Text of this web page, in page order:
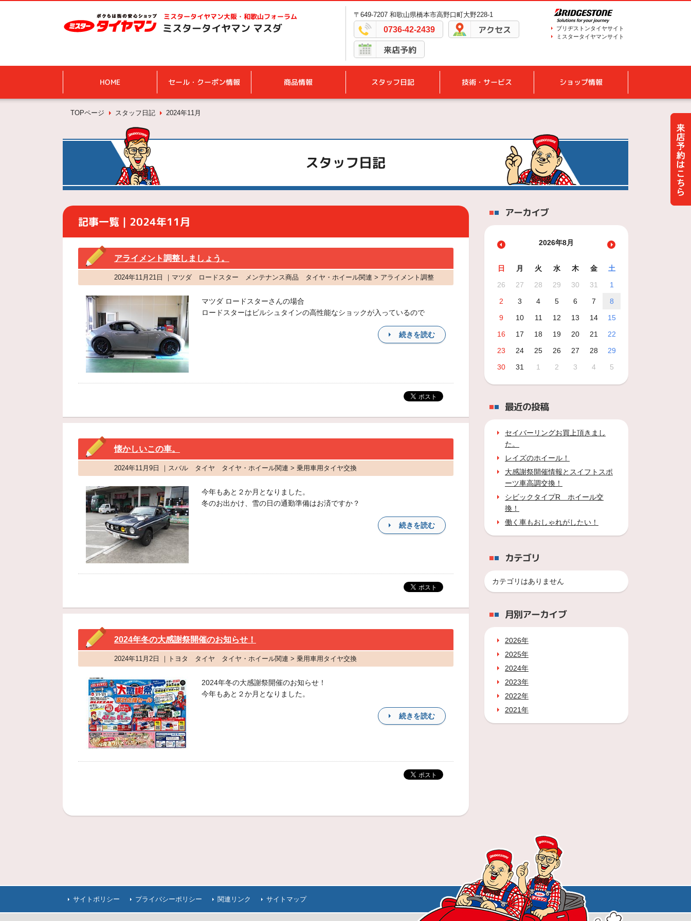
ミスタータイヤマン大阪・和歌山フォーラム
ミスタータイヤマン マスダ
〒649-7207 和歌山県橋本市高野口町大野228-1
0736-42-2439 アクセス
来店予約
ブリヂストンタイヤサイト
ミスタータイヤマンサイト
HOME セール・クーポン情報 商品情報 スタッフ日記 技術・サービス ショップ情報
TOPページ スタッフ日記 2024年11月
スタッフ日記
記事一覧｜2024年11月
アライメント調整しましょう。
2024年11月21日 ｜マツダ ロードスター メンテナンス商品 タイヤ・ホイール関連 > アライメント調整
マツダ ロードスターさんの場合
ロードスターはビルシュタインの高性能なショックが入っているので
続きを読む
懐かしいこの車。
2024年11月9日 ｜スバル タイヤ タイヤ・ホイール関連 > 乗用車用タイヤ交換
今年もあと２か月となりました。
冬のお出かけ、雪の日の通勤準備はお済ですか？
続きを読む
2024年冬の大感謝祭開催のお知らせ！
2024年11月2日 ｜トヨタ タイヤ タイヤ・ホイール関連 > 乗用車用タイヤ交換
2024年冬の大感謝祭開催のお知らせ！
今年もあと２か月となりました。
続きを読む
アーカイブ
2026年8月
日 月 火 水 木 金
土
26
27 28 29 30 31
1
2
3 4 5 6 7
8
9
10 11 12 13 14
15
16
17 18 19 20 21
22
23
24 25 26 27 28
29
30
31 1 2 3 4 5
最近の投稿
セイバーリングお買上頂きまし
た。
レイズのホイール！
大感謝祭開催情報とスイフトスポ
ーツ車高調交換！
シビックタイプR ホイール交
換！
働く車もおしゃれがしたい！
カテゴリ
カテゴリはありません
月別アーカイブ
2026年
2025年
2024年
2023年
2022年
2021年
サイトポリシー プライバシーポリシー 関連リンク サイトマップ